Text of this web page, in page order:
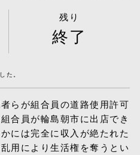
残り
終了
た。
らが組合員の道路使用許可
合員が輪島朝市に出店でき
には完全に収入が絶たれた
用により生活権を奪うとい